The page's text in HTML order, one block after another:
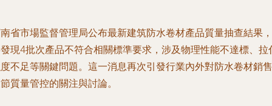
省市場監督管理局公布最新建筑防水卷材產品質量抽查結果，
現4批次產品不符合相關標準要求，涉及物理性能不達標、拉
不足等關鍵問題。這一消息再次引發行業內外對防水卷材銷售
質量管控的關注與討論。